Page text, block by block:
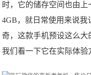
时，它的储存空间也由
4GB，就日常使用来说
奇，这款手机预设这么
我们看一下它在实际体验